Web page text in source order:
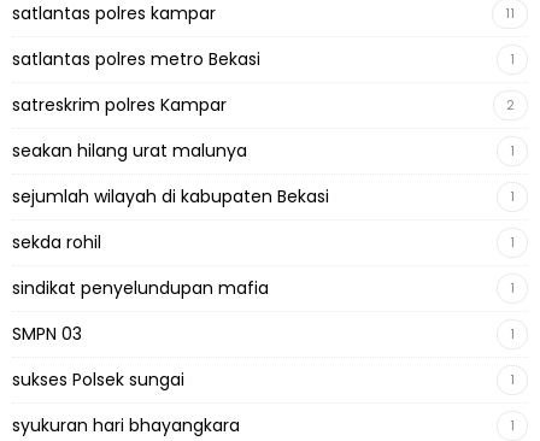
satlantas polres kampar 11
satlantas polres metro Bekasi 1
satreskrim polres Kampar 2
seakan hilang urat malunya 1
sejumlah wilayah di kabupaten Bekasi 1
sekda rohil 1
sindikat penyelundupan mafia 1
SMPN 03 1
sukses Polsek sungai 1
syukuran hari bhayangkara 1